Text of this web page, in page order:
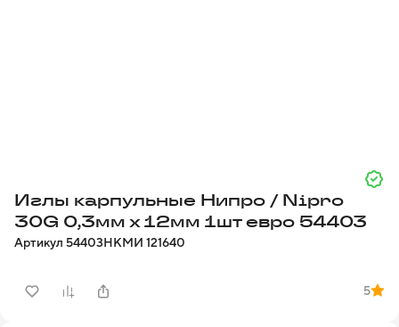
Иглы карпульные Нипро / Nipro
30G 0,3мм х 12мм 1шт евро 54403
Артикул 54403НКМИ 121640
5